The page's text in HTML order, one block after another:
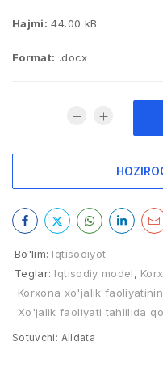
Hajmi: 44.00 kB
Format: .docx
Bo'lim: Iqtisodiyot
Teglar: Iqtisodiy model,
Korxona xo'jalik
Xo'jalik faoliyati tahlilida
Sotuvchi: Alldata